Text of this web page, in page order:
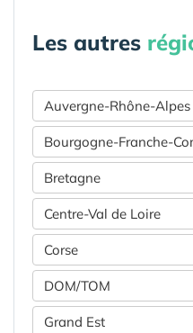
Les autres
Auvergne-Rhône-Alpes
Bourgogne-Franche-
Bretagne
Centre-Val de Loire
Corse
DOM/TOM
Grand Est